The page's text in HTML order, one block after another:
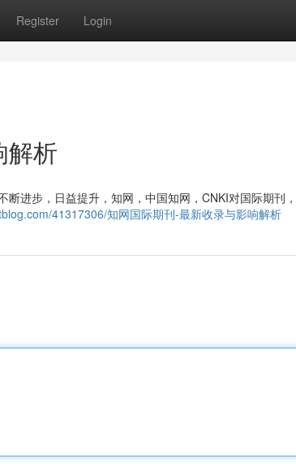
Register Login
解析
进步，日益提升，知网，中国知网，CNKI对国际期刊
41317306/知网国际期刊-最新收录与影响解析